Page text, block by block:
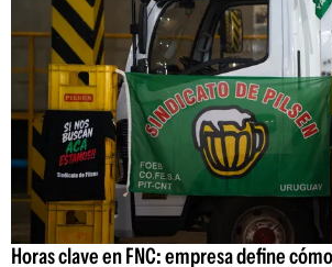
Horas clave en FNC: empresa define